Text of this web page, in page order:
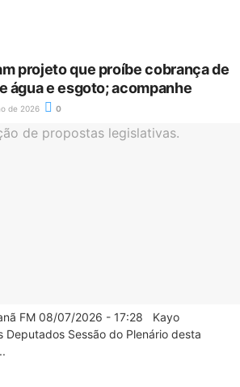
projeto que proíbe cobrança de
água e esgoto; acompanhe
de 2026 0
FM 08/07/2026 - 17:28 Kayo
Deputados Sessão do Plenário desta